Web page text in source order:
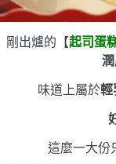
剛出爐的【起司蛋
味道上屬於輕
這麼一大份